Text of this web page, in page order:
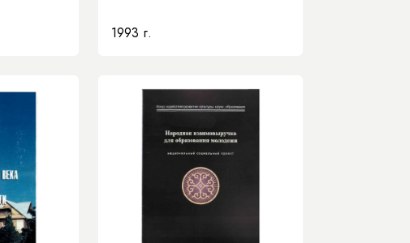
1993 г.